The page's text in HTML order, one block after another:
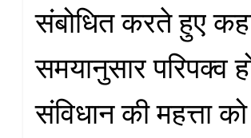
संबोधित करते हुए
समयानुसार परिपक्व
संविधान की महत्ता